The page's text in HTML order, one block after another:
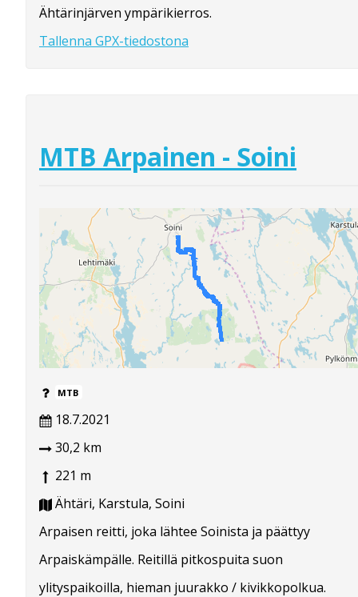
Ähtärinjärven ympärikierros.
Tallenna GPX-tiedostona
MTB Arpainen - Soini
MTB
18.7.2021
30,2 km
221 m
Ähtäri, Karstula, Soini
Arpaisen reitti, joka lähtee Soinista ja päättyy
Arpaiskämpälle. Reitillä pitkospuita suon
ylityspaikoilla, hieman juurakko / kivikkopolkua.